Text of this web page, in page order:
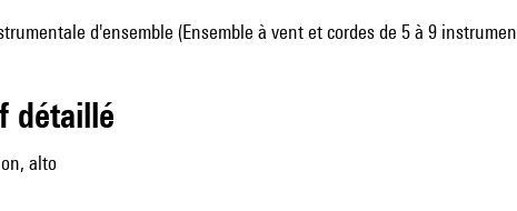
d'ensemble (Ensemble à vent et cordes de 5 à 9
détaillé
alto